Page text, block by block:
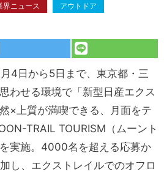
界ニュース アウトドア
4日から5日まで、東京都・三
わせる環境で「新型日産エクス
×上質が満喫できる、月面をテ
TRAIL TOURISM（ムーント
実施。4000名を超える応募か
し、エクストレイルでのオフロ